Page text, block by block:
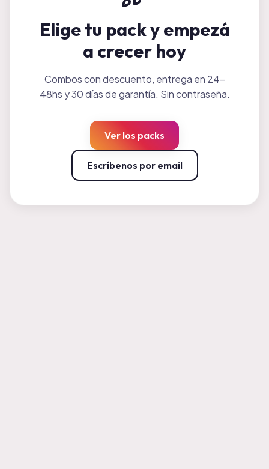
Elige tu pack y empezá
a crecer hoy
Combos con descuento, entrega en 24-
48hs y 30 días de garantía. Sin contraseña.
Ver los packs
Escríbenos por email